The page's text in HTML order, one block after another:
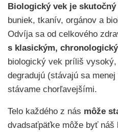
Biologický vek je skutočný
buniek, tkanív, orgánov a
Odvíja sa od celkového
s klasickým,
biologický vek príliš
degradujú (stávajú sa
stávame chorľavejšími.
Telo každého z nás môže
dvadsaťpäťke môže byť